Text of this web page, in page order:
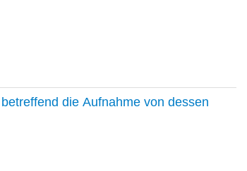
die Aufnahme von dessen